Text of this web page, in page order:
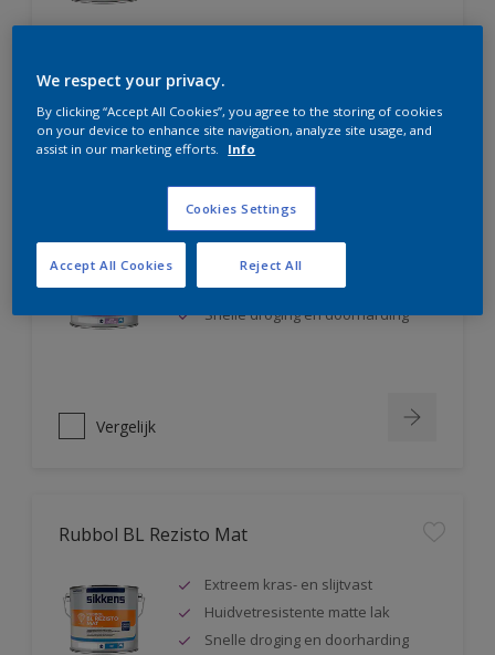
Rubbol BL Rezisto Satin
Extreem kras- en slijtvast
Huidvetresistente zijdeglanslak
Snelle droging en doorharding
Vergelijk
Rubbol BL Rezisto Mat
Extreem kras- en slijtvast
Huidvetresistente matte lak
Snelle droging en doorharding
We respect your privacy.
By clicking “Accept All Cookies”, you agree to the storing of cookies
on your device to enhance site navigation, analyze site usage, and
assist in our marketing efforts.
Info
Cookies Settings
Reject All
Accept All Cookies